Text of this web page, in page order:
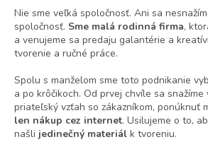
Nie sme veľká spoločnosť. Ani sa
spoločnosť. Sme malá rodinná firma,
a venujeme sa predaju galantérie a
tvorenie a ručné práce.
Spolu s manželom sme toto podnikanie
a po krôčikoch. Od prvej chvíle sa snažíme
priateľský vzťah so zákazníkom, ponúknuť
len nákup cez internet. Usilujeme o to,
našli jedinečný materiál k tvoreniu.